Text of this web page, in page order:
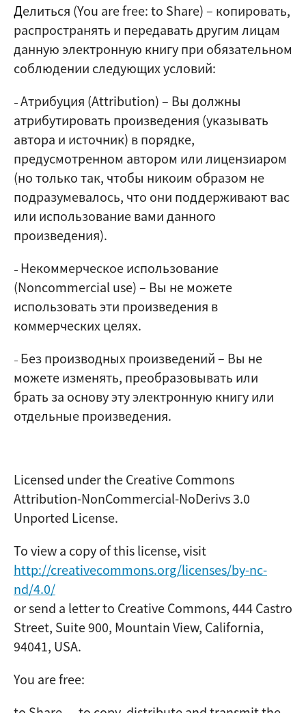
Делиться (You are free: to Share) – копировать,
распространять и передавать другим лицам
данную электронную книгу при обязательном
соблюдении следующих условий:
– Атрибуция (Attribution)– Вы должны
атрибутировать произведения (указывать
автора и источник) в порядке,
предусмотренном автором или лицензиаром
(но только так, чтобы никоим образом не
подразумевалось, что они поддерживают вас
или использование вами данного
произведения).
– Некоммерческое использование
(Noncommercial use)– Вы не можете
использовать эти произведения в
коммерческих целях.
– Без производных произведений– Вы не
можете изменять, преобразовывать или
брать за основу эту электронную книгу или
отдельные произведения.
Licensed under the Creative Commons
Attribution-NonCommercial-NoDerivs 3.0
Unported License.
To view a copy of this license, visit
http://creativecommons.org/licenses/by-nc-
nd/4.0/
or send a letter to Creative Commons, 444 Castro
Street, Suite 900, Mountain View, California,
94041, USA.
You are free: